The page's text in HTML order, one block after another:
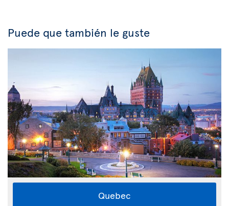
Puede que también le guste
Quebec